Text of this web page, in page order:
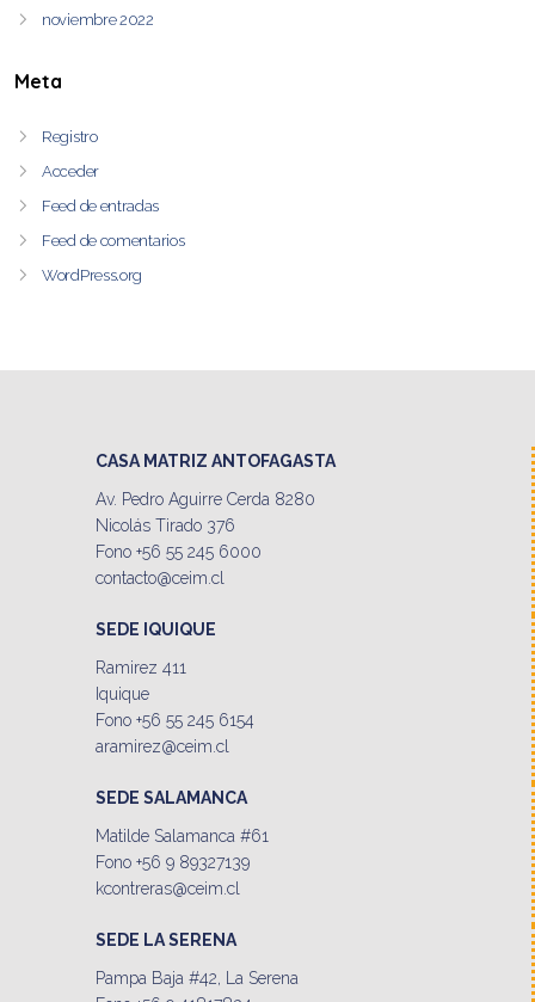
noviembre 2022
Meta
Registro
Acceder
Feed de entradas
Feed de comentarios
WordPress.org
CASA MATRIZ ANTOFAGASTA
Av. Pedro Aguirre Cerda 8280
Nicolás Tirado 376
Fono +56 55 245 6000
contacto@ceim.cl
SEDE IQUIQUE
Ramirez 411
Iquique
Fono +56 55 245 6154
aramirez@ceim.cl
SEDE SALAMANCA
Matilde Salamanca #61
Fono +56 9 89327139
kcontreras@ceim.cl
SEDE LA SERENA
Pampa Baja #42, La Serena